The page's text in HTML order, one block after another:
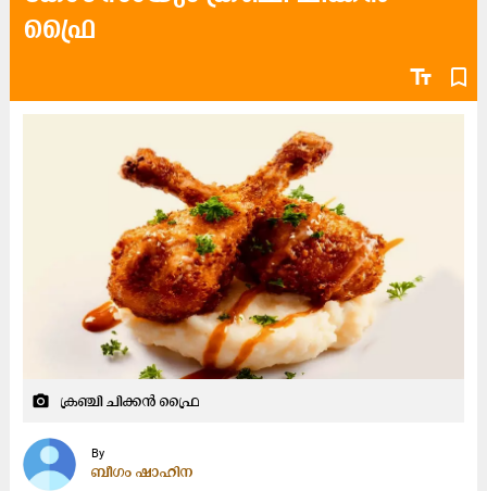
ഫ്രൈ
text_fields bookmark_border
camera_alt ക്രഞ്ചി ചിക്കൻ ഫ്രൈ
By
ബീഗം ഷാഹിന